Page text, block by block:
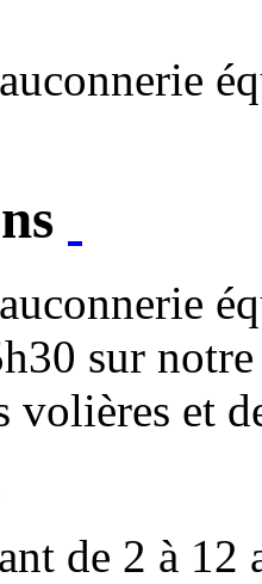
sur
volières et
de 2 à 12